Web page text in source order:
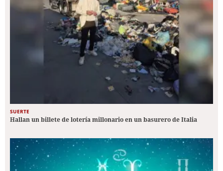
SUERTE
Hallan un billete de lotería millonario en un basurero de Italia